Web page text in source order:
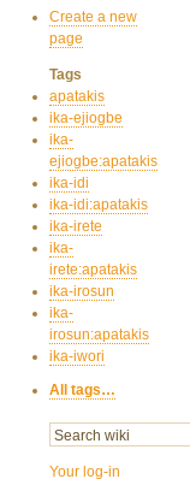
Create a new
page
Tags
apatakis
ika-ejiogbe
ika-
ejiogbe:apatakis
ika-idi
ika-idi:apatakis
ika-irete
ika-
irete:apatakis
ika-irosun
ika-
irosun:apatakis
ika-iwori
All tags…
Your log-in